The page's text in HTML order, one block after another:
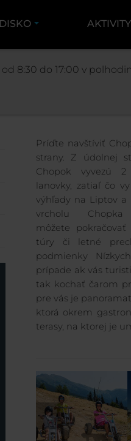
AKTIVITY
AKTIVITY LETO
Príďte navštíviť
strany. Z údolnej
Chopok vyvezú
lanovky, zatiaľ čo
výhľady na Liptov a
vrcholu
môžete
túry či letné
podmienky
prípade ak vás
tak kochať čarom
pre vás je
ktorá okrem
terasy, na ktorej je
8:30 do 17:00 v